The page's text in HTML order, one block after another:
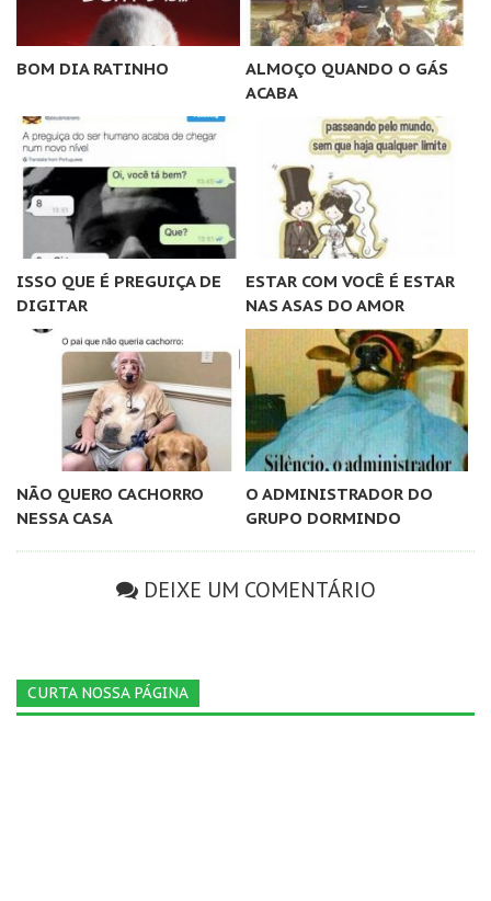
BOM DIA RATINHO
ALMOÇO QUANDO O GÁS
ACABA
ISSO QUE É PREGUIÇA DE
DIGITAR
ESTAR COM VOCÊ É ESTAR
NAS ASAS DO AMOR
NÃO QUERO CACHORRO
NESSA CASA
O ADMINISTRADOR DO
GRUPO DORMINDO
DEIXE UM COMENTÁRIO
CURTA NOSSA PÁGINA